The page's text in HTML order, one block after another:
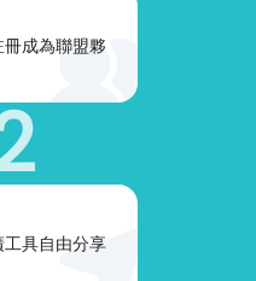
成為聯盟夥
具自由分享